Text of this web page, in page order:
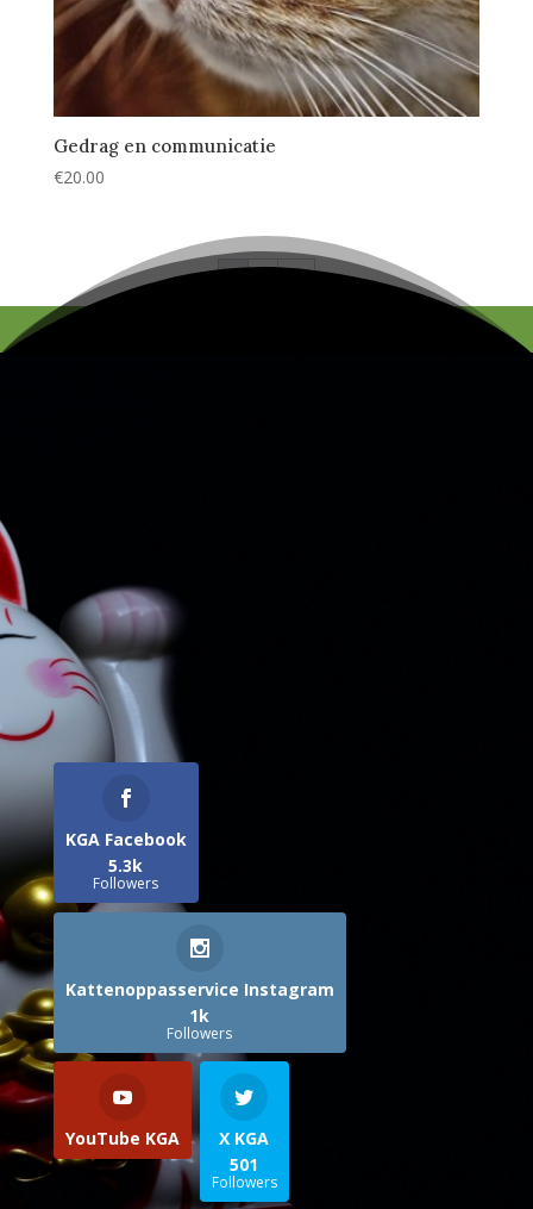
Gedrag en communicatie
€20.00
1 →
KGA Facebook
5.3k
Followers
Kattenoppasservice Instagram
1k
Followers
YouTube KGA
X KGA
501
Followers